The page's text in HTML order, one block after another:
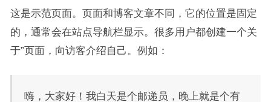
这是示范页面。页面和博客文章不同，它的位置是固定
的，通常会在站点导航栏显示。很多用户都创建一个关
于”页面，向访客介绍自己。例如：
嗨，大家好！我白天是个邮递员，晚上就是个有